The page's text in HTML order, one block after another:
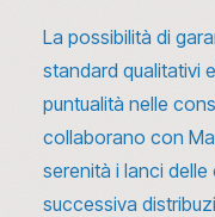
La possibilità di
standard qualitativi
puntualità nelle
collaborano con
serenità i lanci
successiva